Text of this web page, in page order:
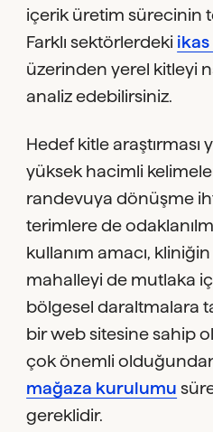
içerik üretim sürecinin
Farklı sektörlerdeki
üzerinden yerel kitleyi
analiz edebilirsiniz.
Hedef kitle araştırması
yüksek hacimli
randevuya dönüşme
terimlere de
kullanım amacı,
mahalleyi de mutlaka
bölgesel daraltmalara
bir web sitesine sahip
çok önemli
mağaza kurulumu
gereklidir.